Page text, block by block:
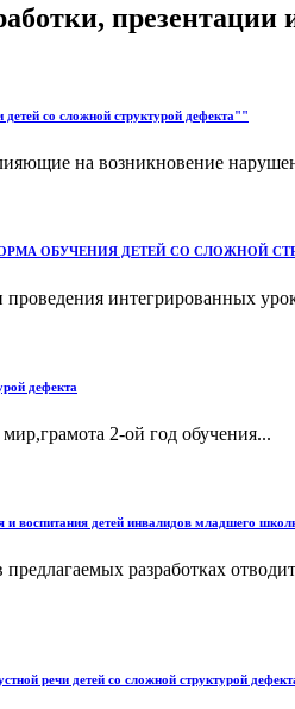
презентации
со сложной структурой дефекта""
на возникновение
ОБУЧЕНИЯ ДЕТЕЙ СО СЛОЖНОЙ
проведения интегрированных
дефекта
2-ой год обучения...
воспитания детей инвалидов младшего
разработках
речи детей со сложной структурой